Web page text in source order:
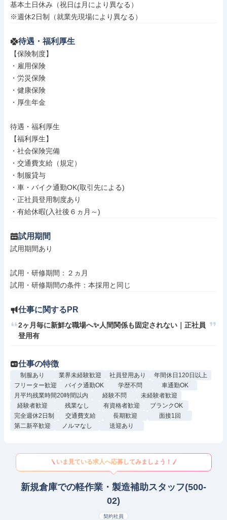
基本土日休み（祝日は月により異なる）
※週休2日制（就業先現場により異なる）
待遇・福利厚生
【保険制度】
・雇用保険
・労災保険
・健康保険
・厚生年金
待遇・福利厚生
【福利厚生】
・社会保険完備
・交通費支給（規定）
・制服貸与
・車・バイク通勤OK(取引先による)
・正社員登用制度あり
・有給休暇(入社後６ヵ月～)
試用期間
試用期間あり
試用・研修期間：２ヵ月
仕事に関するPR
2ヶ月毎に新鮮な職場へ✨人間関係も固定されない｜正社員
登用有
仕事の特徴
制服あり 業界未経験歓迎 社員登用あり
年間休日120日以上
フリーター歓迎
バイク通勤OK 学歴不問
車通勤OK
月平均残業時間20時間以内
経験不問
未経験者歓迎
経験者歓迎
残業なし 有資格者歓迎
ブランクOK
完全週休2日制
交通費支給 長期歓迎
面接1回
第二新卒歓迎
ノルマなし 送迎あり
いま見ている求人へ応募してみましょう！
新規倉庫での軽作業・製造補助スタッフ(500-
02)
契約社員